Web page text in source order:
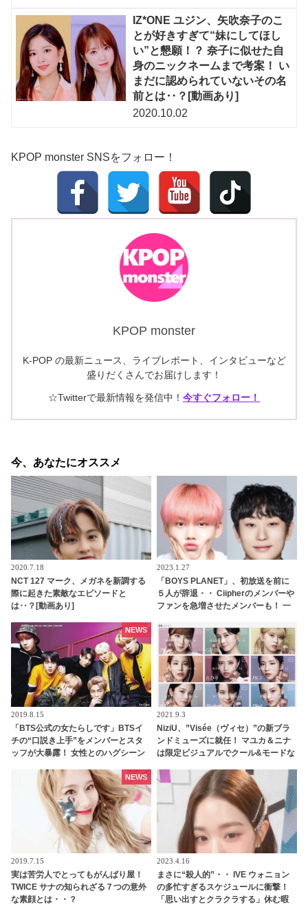
IZ*ONE ユジン、矢吹奈子のこ
とが好きすぎて“妹にしてほし
い”と懇願！？ 奈子に似せた自
身のニックネームまで考案！ い
まだに認められていないその名
前とは‥？[動画あり]
2020.10.02
KPOP monster SNSをフォロー！
KPOP monster
K-POP の最新ニュース、ライブレポート、インタビューなど
盛りだくさんでお届けします！
☆Twitterで最新情報を発信中！ 今すぐフォロー！
今、あなたにオススメ
2020.7.18
NCT 127 マーク、メガネを新調する
際に起きた素敵なエピソードと
は‥？[動画あり]
2023.1.27
「BOYS PLANET」、初放送を前に
５人が辞退・・ Ciipherのメンバーや
ファンを急増させたメンバーも！ 一
2019.8.15
「BTS公式の女たらしです」BTSイ
チの“口説き上手”をメンバーとスタ
ッフが大暴露！ 女性とのハグシーン
バラされるメンバーも！ 爆弾発言の
オンパレードに爆笑
NEWS
2021.9.3
NiziU、”Visée（ヴィセ）”の新ブラ
ンドミューズに就任！ マユカ＆ニナ
は限定ビジュアルでクール&モードな
2019.7.15
実は苦労人でとってもがんばり屋！
TWICE サナの知られざる７つの意外
な素顔とは・・？
NEWS
2023.4.16
まさに“殺人的”・・ IVE ウォニョン
の多忙すぎるスケジュールに衝撃！
「思い出すとクラクラする」休む暇